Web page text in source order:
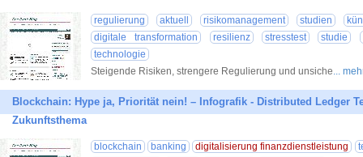
regulierung aktuell risikomanagement studien
digitale transformation
resilienz stresstest studie
technologie
Steigende Risiken, strengere Regulierung und unsiche...
Blockchain: Hype ja, Priorität nein! – Infografik - Distributed Ledger
Zukunftsthema
blockchain banking digitalisierung finanzdienstleistung